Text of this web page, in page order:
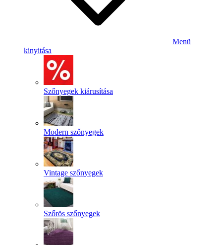
Menü
kinyitása
Szőnyegek kiárusítása
Modern szőnyegek
Vintage szőnyegek
Szőrös szőnyegek